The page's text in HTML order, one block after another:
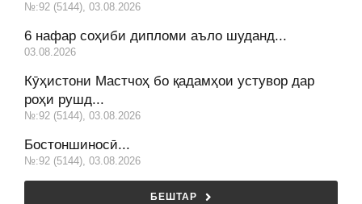
№:92 (5144), 03.08.2026
6 нафар соҳиби дипломи аъло шуданд...
03.08.2026
Кӯҳистони Мастчоҳ бо қадамҳои устувор дар
роҳи рушд...
№:92 (5144), 03.08.2026
Бостоншиносӣ...
№:92 (5144), 03.08.2026
БЕШТАР